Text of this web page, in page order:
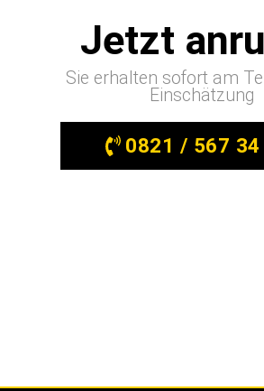
Jetzt
Sie erhalten sofort am
Einschätzung
0821 / 567 34